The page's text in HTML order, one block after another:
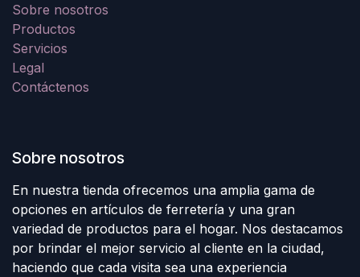
Sobre nosotros
Productos
Servicios
Legal
Contáctenos
Sobre nosotros
En nuestra tienda ofrecemos una amplia gama de
opciones en artículos de ferretería y una gran
variedad de productos para el hogar. Nos destacamos
por brindar el mejor servicio al cliente en la ciudad,
haciendo que cada visita sea una experiencia